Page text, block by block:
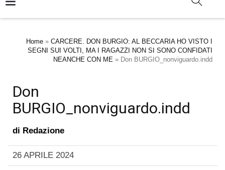
Home » CARCERE. DON BURGIO: AL BECCARIA HO VISTO I
SEGNI SUI VOLTI, MA I RAGAZZI NON SI SONO CONFIDATI
NEANCHE CON ME » Don BURGIO_nonviguardo.indd
Don
BURGIO_nonviguardo.indd
di Redazione
26 APRILE 2024